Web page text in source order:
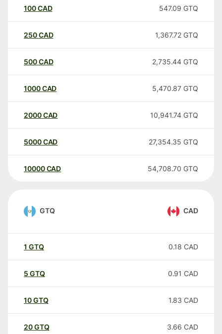
100CAD 547.09 GTQ
250CAD 1,367.72 GTQ
500CAD 2,735.44 GTQ
1000CAD 5,470.87 GTQ
2000CAD 10,941.74 GTQ
5000CAD 27,354.35 GTQ
10000 CAD 54,708.70 GTQ
GTQ CAD
1 GTQ 0.18 CAD
5 GTQ 0.91 CAD
10GTQ 1.83 CAD
20GTQ 3.66 CAD